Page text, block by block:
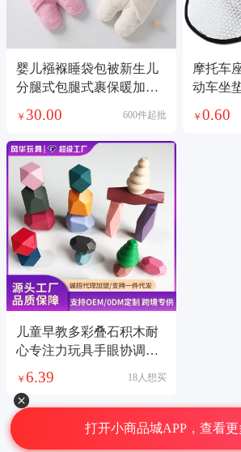
婴儿襁褓睡袋包被新生儿
分腿式包腿式裹保暖加绒
抱被秋冬款
￥ 30.00 600件起批
摩托车
动车坐
反光铝
￥0.60
儿童早教多彩叠石积木耐
心专注力玩具手眼协调木
质叠叠乐石头玩具
￥ 6.39 18人想买
©2026义乌中国小商品城大数据有限
打开小商品城APP，查看